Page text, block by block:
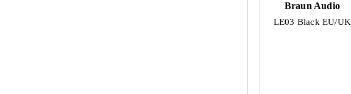
Braun Audio
LE03 Black EU/UK